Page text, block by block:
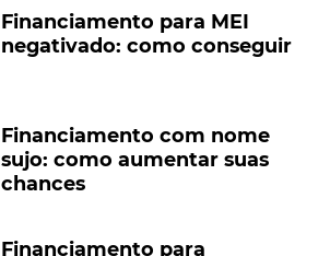
Financiamento para MEI
negativado: como conseguir
Financiamento com nome
sujo: como aumentar suas
chances
Financiamento para